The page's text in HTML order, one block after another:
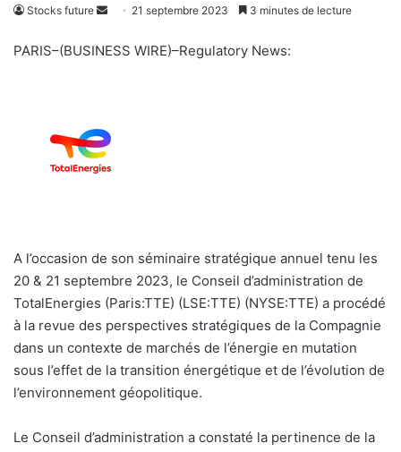
Stocks future
v
r
r
i
e
l
21 septembre 2023 3 minutes de lecture
PARIS–(BUSINESS WIRE)–Regulatory News:
A l’occasion de son séminaire stratégique annuel tenu les
20 & 21 septembre 2023, le Conseil d’administration de
TotalEnergies (Paris:TTE) (LSE:TTE) (NYSE:TTE) a procédé
à la revue des perspectives stratégiques de la Compagnie
dans un contexte de marchés de l’énergie en mutation
sous l’effet de la transition énergétique et de l’évolution de
l’environnement géopolitique.
Le Conseil d’administration a constaté la pertinence de la